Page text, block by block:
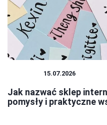
15.07.2026
Jak nazwać sklep
pomysły i praktyczne